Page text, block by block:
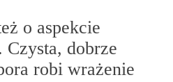
o aspekcie
dobrze
robi wrażenie